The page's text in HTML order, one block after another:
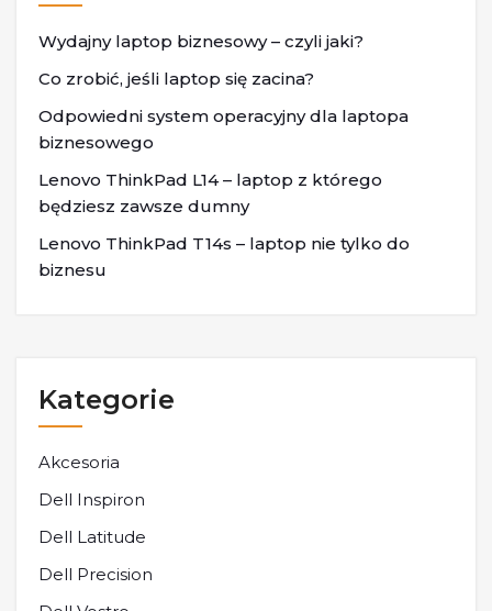
Wydajny laptop biznesowy – czyli jaki?
Co zrobić, jeśli laptop się zacina?
Odpowiedni system operacyjny dla laptopa
biznesowego
Lenovo ThinkPad L14 – laptop z którego
będziesz zawsze dumny
Lenovo ThinkPad T14s – laptop nie tylko do
biznesu
Kategorie
Akcesoria
Dell Inspiron
Dell Latitude
Dell Precision